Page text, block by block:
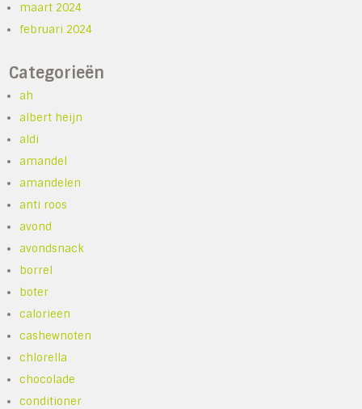
maart 2024
februari 2024
Categorieën
ah
albert heijn
aldi
amandel
amandelen
anti roos
avond
avondsnack
borrel
boter
calorieen
cashewnoten
chlorella
chocolade
conditioner